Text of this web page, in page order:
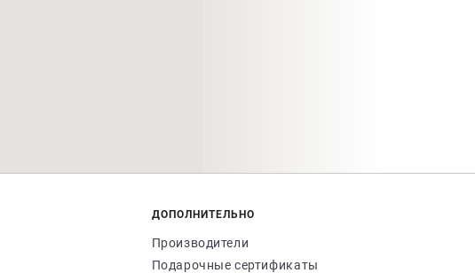
ДОПОЛНИТЕЛЬНО
Производители
Подарочные сертификаты